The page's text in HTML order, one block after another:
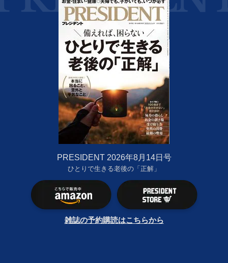
PRESIDENT 2026年8月14日号
ひとりで生きる老後の「正解」
雑誌の予約購読はこちらから